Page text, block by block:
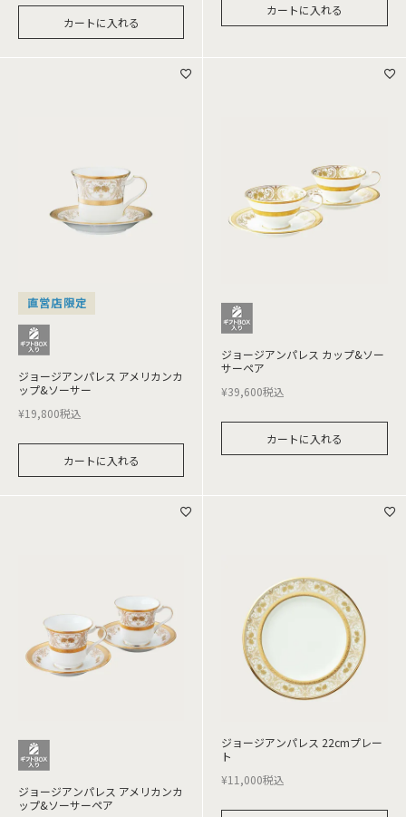
カートに入れる
カートに入れる
直営店限定
ジョージアンパレス アメリカンカ
ップ&ソーサー
¥19,800税込
カートに入れる
ジョージアンパレス カップ&ソー
サーペア
¥39,600税込
カートに入れる
ジョージアンパレス アメリカンカ
ップ&ソーサーペア
ジョージアンパレス 22cmプレー
ト
¥11,000税込